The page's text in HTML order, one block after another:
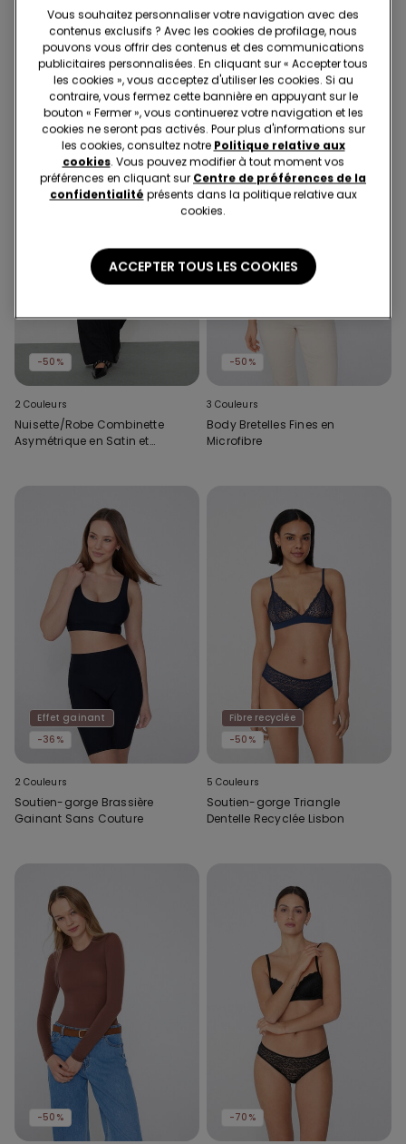
1 Couleur
String Côtés Fins façon Tanga
Fleur Noir
3 Couleurs
Body Manches Longues
Microfibre Légère
-50%
2 Couleurs
Nuisette/Robe Combinette
Asymétrique en Satin et
-50%
3 Couleurs
Body Bretelles Fines en
Microfibre
Effet gainant
-36%
2 Couleurs
Soutien-gorge Brassière
Gainant Sans Couture
Fibre recyclée
-50%
5 Couleurs
Soutien-gorge Triangle
Dentelle Recyclée Lisbon
-50% -70%
Vous souhaitez personnaliser votre navigation avec des
contenus exclusifs ? Avec les cookies de profilage, nous
pouvons vous offrir des contenus et des communications
publicitaires personnalisées. En cliquant sur « Accepter tous
les cookies », vous acceptez d'utiliser les cookies. Si au
contraire, vous fermez cette bannière en appuyant sur le
bouton « Fermer », vous continuerez votre navigation et les
cookies ne seront pas activés. Pour plus d'informations sur
les cookies, consultez notre Politique relative aux
cookies. Vous pouvez modifier à tout moment vos
préférences en cliquant sur Centre de préférences de la
confidentialité présents dans la politique relative aux
cookies.
ACCEPTER TOUS LES COOKIES